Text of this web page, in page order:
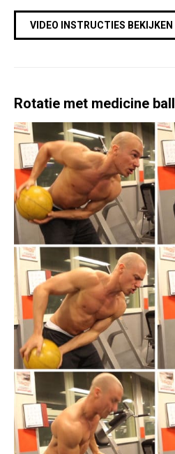
VIDEO INSTRUCTIES BEKIJKEN
Rotatie met medicine ball